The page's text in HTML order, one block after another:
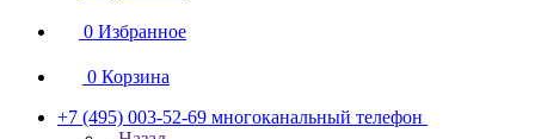
0 Избранное
0 Корзина
+7 (495) 003-52-69 многоканальный телефон